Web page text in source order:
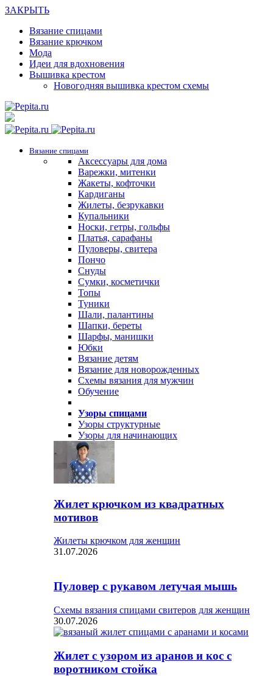
ЗАКРЫТЬ
Вязание спицами
Вязание крючком
Мода
Идеи для вдохновения
Вышивка крестом
Новогодняя вышивка крестом схемы
Вязание спицами
Аксессуары для дома
Варежки, митенки
Жакеты, кофточки
Кардиганы
Жилеты, безрукавки
Купальники
Носки, гетры, гольфы
Платья, сарафаны
Пуловеры, свитера
Пончо
Снуды
Сумки, косметички
Топы
Туники
Шали, палантины
Шапки, береты
Шарфы, манишки
Юбки
Вязание детям
Вязание для новорожденных
Схемы вязания для мужчин
Обучение
Узоры спицами
Узоры структурные
Узоры для начинающих
Жилет крючком из квадратных
мотивов
Жилеты крючком для женщин
31.07.2026
Пуловер с рукавом летучая мышь
Схемы вязания спицами свитеров для женщин
30.07.2026
Жилет с узором из аранов и кос с
воротником стойка